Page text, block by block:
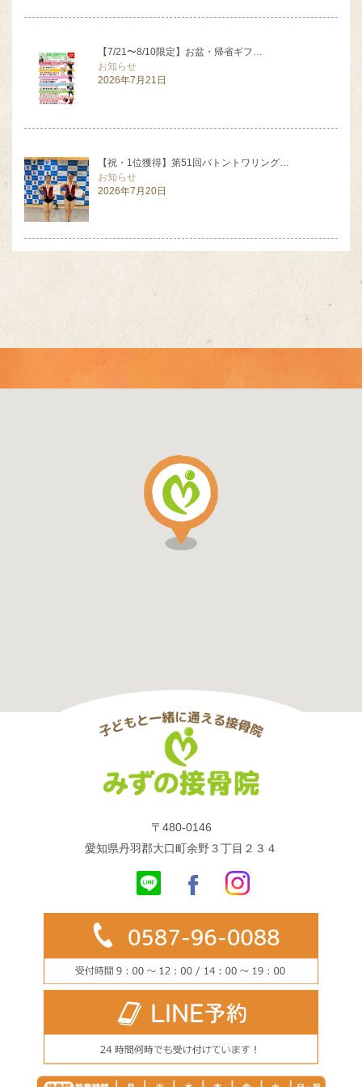
【7/21〜8/10限定】お盆・帰省ギフ…
お知らせ
2026年7月21日
【祝・1位獲得】第51回バトントワリング…
お知らせ
2026年7月20日
〒480-0146
愛知県丹羽郡大口町余野３丁目２３４